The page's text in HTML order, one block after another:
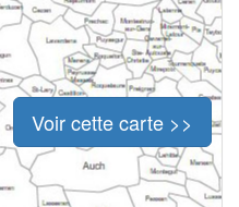
Voir cette carte >>